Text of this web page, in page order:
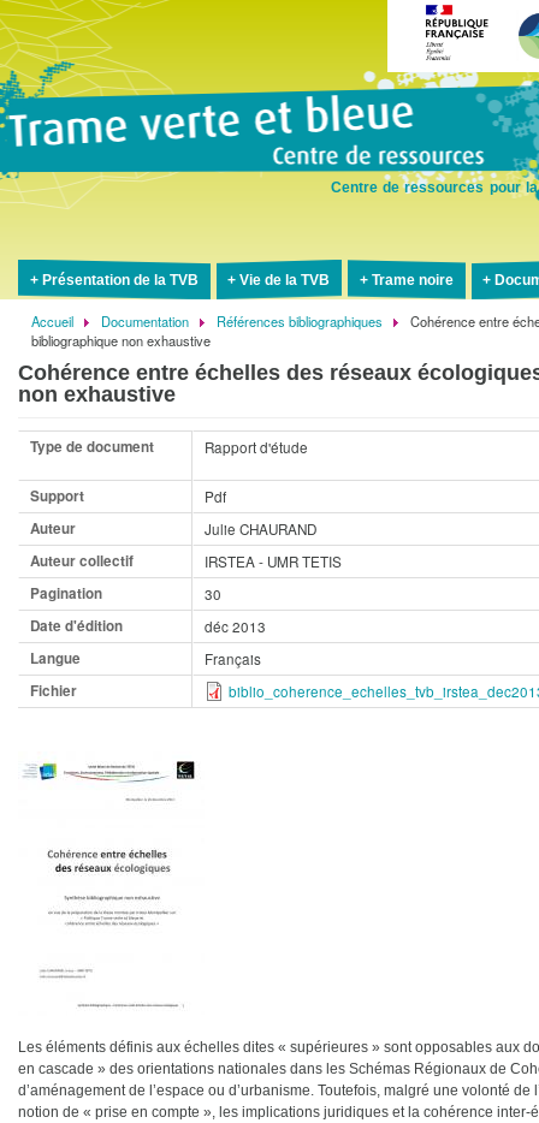
Centre de ressources pour
Présentation de la TVB Vie de la TVB Trame noire
Fil
d'Ariane
Accueil Documentation Références bibliographiques
Cohérence entre
bibliographique non exhaustive
Cohérence entre échelles des réseaux
non exhaustive
Type de document Rapport d'étude
Support
Pdf
Auteur
Julie CHAURAND
Auteur collectif
IRSTEA - UMR TETIS
Pagination
30
Date d'édition
déc 2013
Langue
Français
Fichier
Les éléments définis aux échelles dites « supérieures » sont opposables aux
en cascade » des orientations nationales dans les Schémas Régionaux de
d’aménagement de l’espace ou d’urbanisme. Toutefois, malgré une volonté
notion de « prise en compte », les implications juridiques et la cohérence inter-